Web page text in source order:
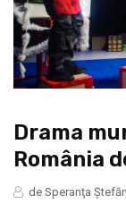
Drama
România
de Speranţa